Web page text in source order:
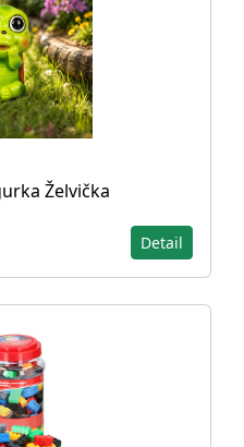
Želvička
Detail